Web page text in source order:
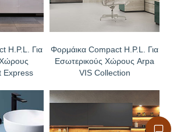
H.P.L. Για
Express
Φορμάικα Compact H.P.L. Για
Εσωτερικούς Χώρους Arpa
VIS Collection